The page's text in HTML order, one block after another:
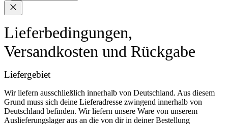
Lieferbedingungen,
Versandkosten und Rückgabe
Liefergebiet
Wir liefern ausschließlich innerhalb von Deutschland. Aus diesem
Grund muss sich deine Lieferadresse zwingend innerhalb von
Deutschland befinden. Wir liefern unsere Ware von unserem
Auslieferungslager aus an die von dir in deiner Bestellung